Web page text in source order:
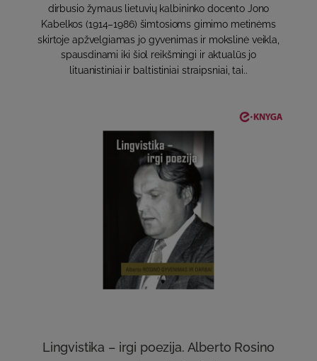
dirbusio žymaus lietuvių kalbininko docento Jono
Kabelkos (1914–1986) šimtosioms gimimo metinėms
skirtoje apžvelgiamas jo gyvenimas ir mokslinė veikla,
spausdinami iki šiol reikšmingi ir aktualūs jo
lituanistiniai ir baltistiniai straipsniai, tai..
Lingvistika – irgi poezija. Alberto Rosino